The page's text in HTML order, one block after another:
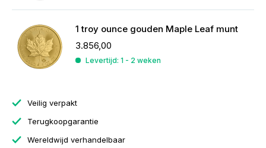
1 troy ounce gouden Maple Leaf munt
3.856,00
Levertijd: 1 - 2 weken
Veilig verpakt
Terugkoopgarantie
Wereldwijd verhandelbaar